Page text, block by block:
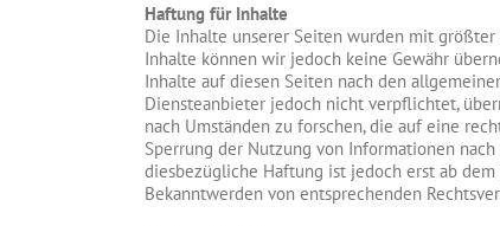
Haftung für Inhalte
Die Inhalte unserer Seiten wurden mit
Inhalte können wir jedoch keine Gewähr
Inhalte auf diesen Seiten nach den
Diensteanbieter jedoch nicht verpflichtet,
nach Umständen zu forschen, die auf eine
Sperrung der Nutzung von Informationen
diesbezügliche Haftung ist jedoch erst ab
Bekanntwerden von entsprechenden